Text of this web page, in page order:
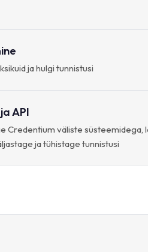
ja hulgi tunnistusi
API
Credentium väliste süsteemidega,
ja tühistage tunnistusi